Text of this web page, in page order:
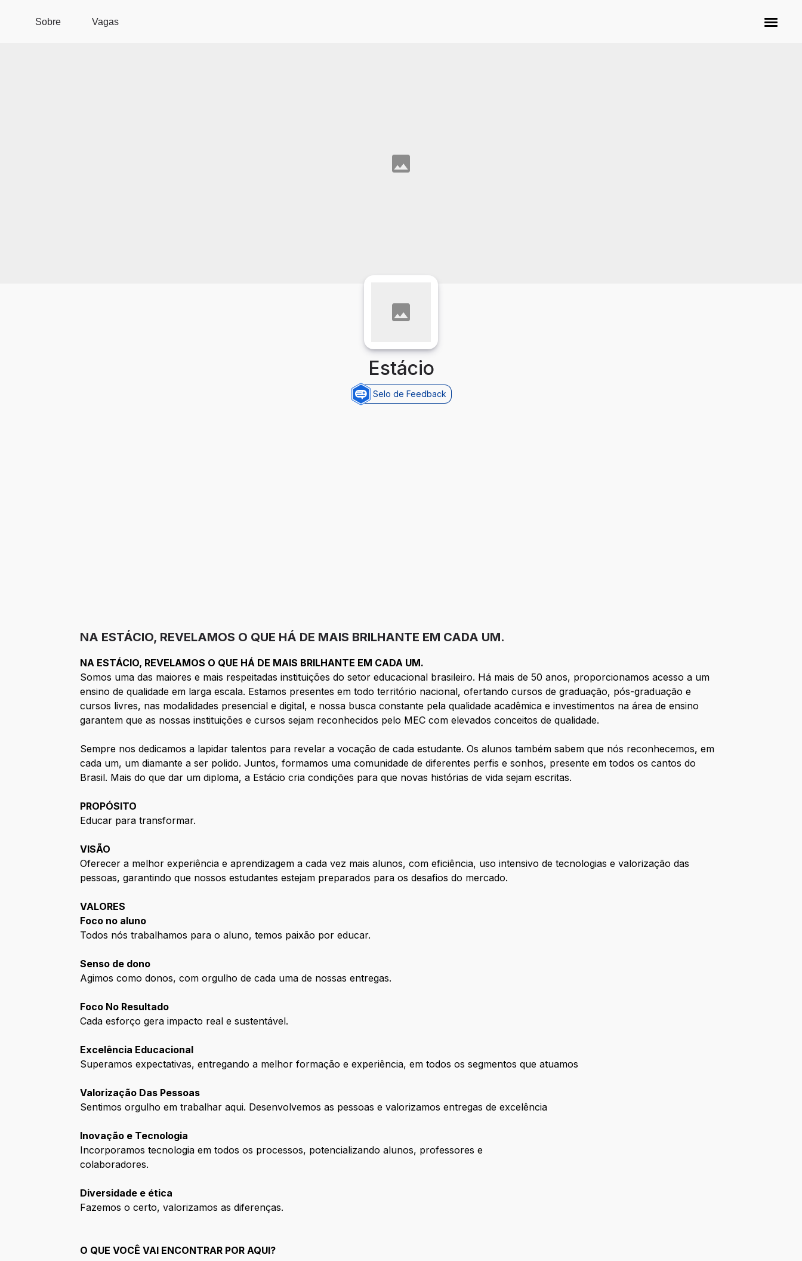
Sobre Vagas
Estácio
Selo de Feedback
NA ESTÁCIO, REVELAMOS O QUE HÁ DE MAIS BRILHANTE EM CADA UM.
NA ESTÁCIO, REVELAMOS O QUE HÁ DE MAIS BRILHANTE EM CADA UM.
Somos uma das maiores e mais respeitadas instituições do setor educacional brasileiro. Há mais de 50 anos, proporcionamos acesso a um
ensino de qualidade em larga escala. Estamos presentes em todo território nacional, ofertando cursos de graduação, pós-graduação e
cursos livres, nas modalidades presencial e digital, e nossa busca constante pela qualidade acadêmica e investimentos na área de ensino
garantem que as nossas instituições e cursos sejam reconhecidos pelo MEC com elevados conceitos de qualidade.
Sempre nos dedicamos a lapidar talentos para revelar a vocação de cada estudante. Os alunos também sabem que nós reconhecemos, em
cada um, um diamante a ser polido. Juntos, formamos uma comunidade de diferentes perfis e sonhos, presente em todos os cantos do
Brasil. Mais do que dar um diploma, a Estácio cria condições para que novas histórias de vida sejam escritas.
PROPÓSITO
Educar para transformar.
VISÃO
Oferecer a melhor experiência e aprendizagem a cada vez mais alunos, com eficiência, uso intensivo de tecnologias e valorização das
pessoas, garantindo que nossos estudantes estejam preparados para os desafios do mercado.
VALORES
Foco no aluno
Todos nós trabalhamos para o aluno, temos paixão por educar.
Senso de dono
Agimos como donos, com orgulho de cada uma de nossas entregas.
Foco No Resultado
Cada esforço gera impacto real e sustentável.
Excelência Educacional
Superamos expectativas, entregando a melhor formação e experiência, em todos os segmentos que atuamos
Valorização Das Pessoas
Sentimos orgulho em trabalhar aqui. Desenvolvemos as pessoas e valorizamos entregas de excelência
Inovação e Tecnologia
Incorporamos tecnologia em todos os processos, potencializando alunos, professores e
colaboradores.
Diversidade e ética
Fazemos o certo, valorizamos as diferenças.
O QUE VOCÊ VAI ENCONTRAR POR AQUI?